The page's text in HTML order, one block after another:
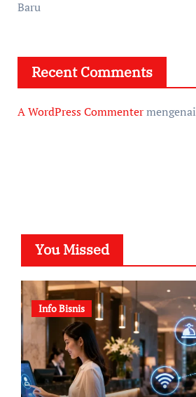
Baru
Recent Comments
A WordPress Commentermengenai
You Missed
Info Bisnis